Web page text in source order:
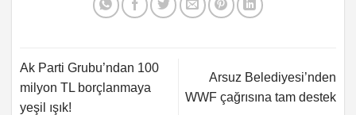
Ak Parti Grubu’ndan 100
milyon TL borçlanmaya
yeşil ışık!
Arsuz Belediyesi’nden
WWF çağrısına tam destek